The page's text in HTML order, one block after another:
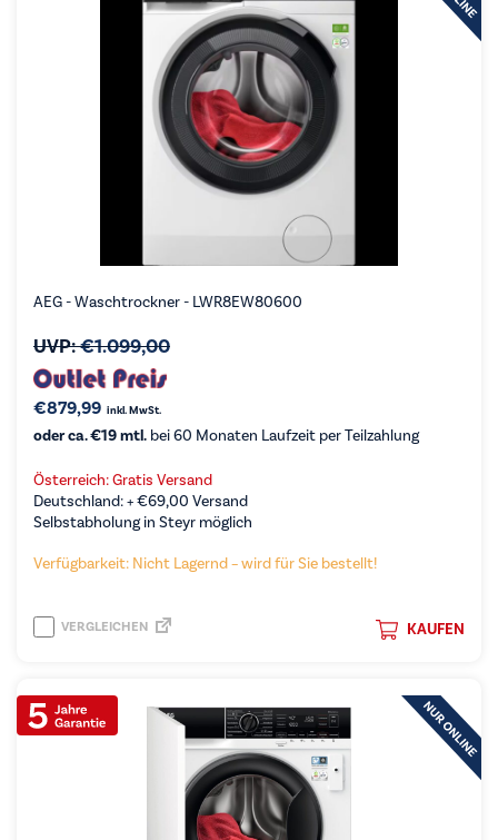
AEG - Waschtrockner - LWR8EW80600
UVP:€1.099,00
€879,99 inkl. MwSt.
oder ca. €19 mtl. bei 60 Monaten Laufzeit per Teilzahlung
Österreich: Gratis Versand
Deutschland: +€69,00 Versand
Selbstabholung in Steyr möglich
Verfügbarkeit: Nicht Lagernd – wird für Sie bestellt!
KAUFEN
VERGLEICHEN